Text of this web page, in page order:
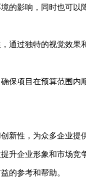
的影响，同时也可以
通过独特的视觉效果
保项目在预算范围内
新性，为众多企业提
升企业形象和市场竞
的参考和帮助。